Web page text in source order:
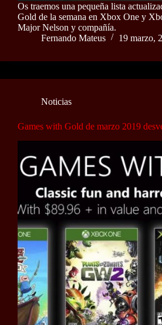
Os traemos una pequeña lista
Gold de la semana en Xbox One y
Major Nelson y compañía.
Fernando Mateus
19 marzo,
Noticias
Games with Gold de marzo 2019